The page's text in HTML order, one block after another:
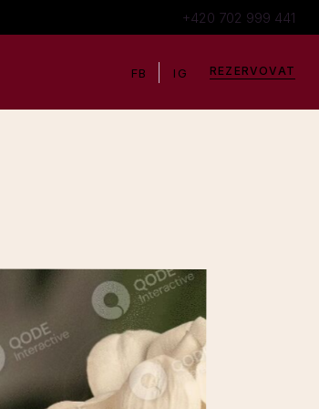
+420 702 999 441
FB IG REZERVOVAT